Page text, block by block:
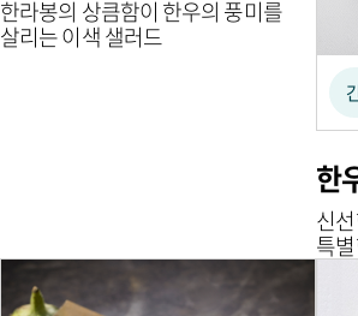
한라봉의 상큼함이 한우의 풍미를
살리는 이색 샐러드
한
신
특